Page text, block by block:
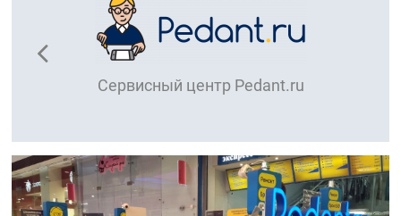
Сервисный центр Pedant.ru